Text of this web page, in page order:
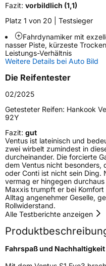
Weitere Eigenschaften
SchlauchtypTL
Zustand Neureifen
Verstärkt
EU Label
Effizienz C
NasshaftungA
Rollgeräusch (Klasse)B
Rollgeräusch (dB)72
FahrzeugklasseC1
3PMSF /
Fazit: vorbildlich (1,1)
Platz 1 von 20 | Testsieger
Fahrdynamiker mit
nasser Piste, kürzeste
Leistungs-Verhältnis
Weitere Details bei Auto Bild
Die Reifentester
02/2025
Getesteter Reifen: Hankook
92Y
Fazit: gut
Ventus ist lateinisch und
zwei wirbelt zumindest in
durcheinander. Die forcierte
dem Ventus nicht besonders,
oder Conti ist nicht sein Ding.
vermag er hingegen
Maxxis trumpft er bei
Alltag angenehmer Geselle,
Rollwiderstand.
Alle Testberichte anzeigen
Fahrspaß und